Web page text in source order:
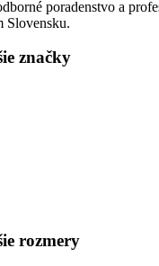
poradenstvo a
Slovensku.
značky
rozmery